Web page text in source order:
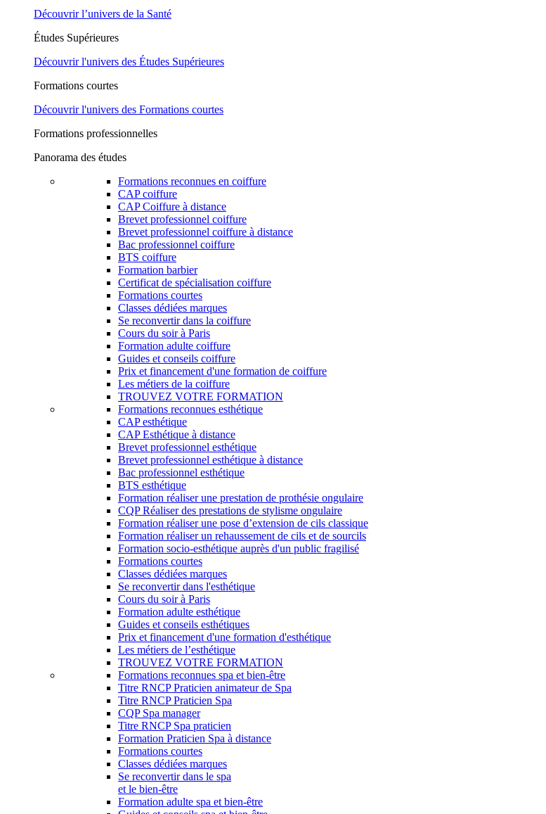
Découvrir l’univers de la Santé
Études Supérieures
Découvrir l'univers des Études Supérieures
Formations courtes
Découvrir l'univers des Formations courtes
Formations professionnelles
Panorama des études
Formations reconnues en coiffure
CAP coiffure
CAP Coiffure à distance
Brevet professionnel coiffure
Brevet professionnel coiffure à distance
Bac professionnel coiffure
BTS coiffure
Formation barbier
Certificat de spécialisation coiffure
Formations courtes
Classes dédiées marques
Se reconvertir dans la coiffure
Cours du soir à Paris
Formation adulte coiffure
Guides et conseils coiffure
Prix et financement d'une formation de coiffure
Les métiers de la coiffure
TROUVEZ VOTRE FORMATION
Formations reconnues esthétique
CAP esthétique
CAP Esthétique à distance
Brevet professionnel esthétique
Brevet professionnel esthétique à distance
Bac professionnel esthétique
BTS esthétique
Formation réaliser une prestation de prothésie ongulaire
CQP Réaliser des prestations de stylisme ongulaire
Formation réaliser une pose d’extension de cils classique
Formation réaliser un rehaussement de cils et de sourcils
Formation socio-esthétique auprès d'un public fragilisé
Formations courtes
Classes dédiées marques
Se reconvertir dans l'esthétique
Cours du soir à Paris
Formation adulte esthétique
Guides et conseils esthétiques
Prix et financement d'une formation d'esthétique
Les métiers de l’esthétique
TROUVEZ VOTRE FORMATION
Formations reconnues spa et bien-être
Titre RNCP Praticien animateur de Spa
Titre RNCP Praticien Spa
CQP Spa manager
Titre RNCP Spa praticien
Formation Praticien Spa à distance
Formations courtes
Classes dédiées marques
Se reconvertir dans le spa
et le bien-être
Formation adulte spa et bien-être